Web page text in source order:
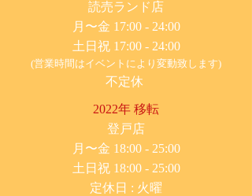
​読売ランド店
月〜金 17:00 - 24:00
土日祝 17:00 - 24:00
(営業時間はイベントにより変動致します)
不定休
2022年 移転
​登戸店
月〜金 18:00 - 25:00
土日祝 18:00 - 25:00
​定休日 : 火曜